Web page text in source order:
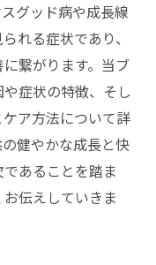
グッド病や成長線
れる症状であり、
繋がります。当ブ
症状の特徴、そし
ア方法について詳
健やかな成長と快
あることを踏ま
伝えしていきま